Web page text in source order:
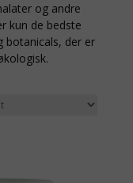
og andre
kun de bedste
botanicals, der er